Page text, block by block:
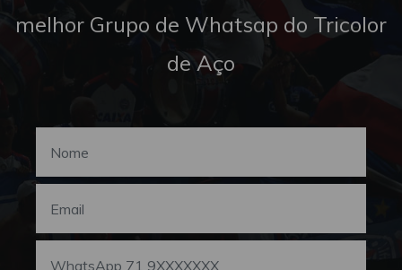
melhor Grupo de Whatsap do Tricolor
de Aço